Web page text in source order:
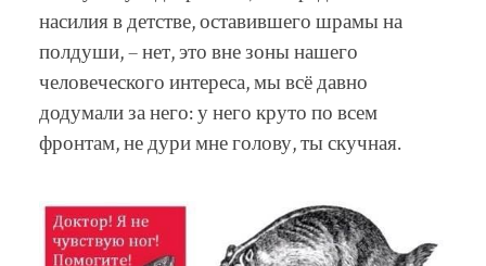
насилия в детстве, оставившего шрамы на
полдуши, – нет, это вне зоны нашего
человеческого интереса, мы всё давно
додумали за него: у него круто по всем
фронтам, не дури мне голову, ты скучная.